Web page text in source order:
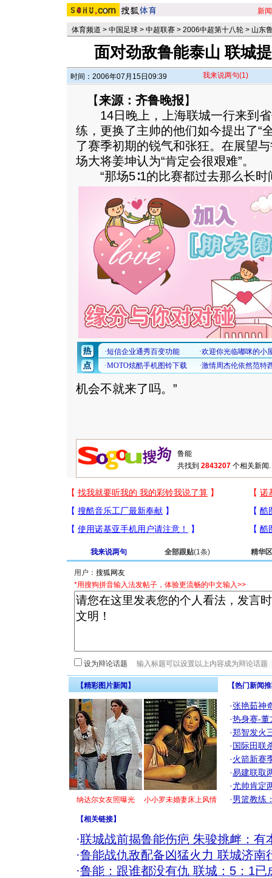
新闻
体育频道 > 中国足球 > 中超联赛 > 2006中超第十八轮 > 山东
面对劲敌鲁能泰山 联城
时间：2006年07月15日09:39 我来说两句(1)
【来源：齐鲁晚报】
14日晚上，上海联城一行来到省
练，更换了主帅的他们如今提出了“
了赛季初期的锐气和张狂。在展望
场大将姜坤认为“肯定会很艰难”。
“那场5∶1的比赛都过去那么长时
机会不就来了吗。”
共找到 2843207 个相关新闻.
我来说两句 全部跟贴(1条) 精华区
用户：
*用搜狗拼音输入法发帖子，体验更流畅的中文输入>>
设为辩论话题
【精彩图片新闻】
纳达尔女友照曝光 小小罗未婚妻床上风情
【热门新闻
·张艳茹神
·热身赛-董
·郑智发火
·国际田联
·火箭新赛
·易建联取
·尤帅肯定
·男篮教练
【相关链接】
·联城战前揭鲁能伤疤 朱骏挑衅：有
·鲁能战仇敌配备凶猛火力 联城济南
·鲁能：跟谁都没有仇 联城：5：1已